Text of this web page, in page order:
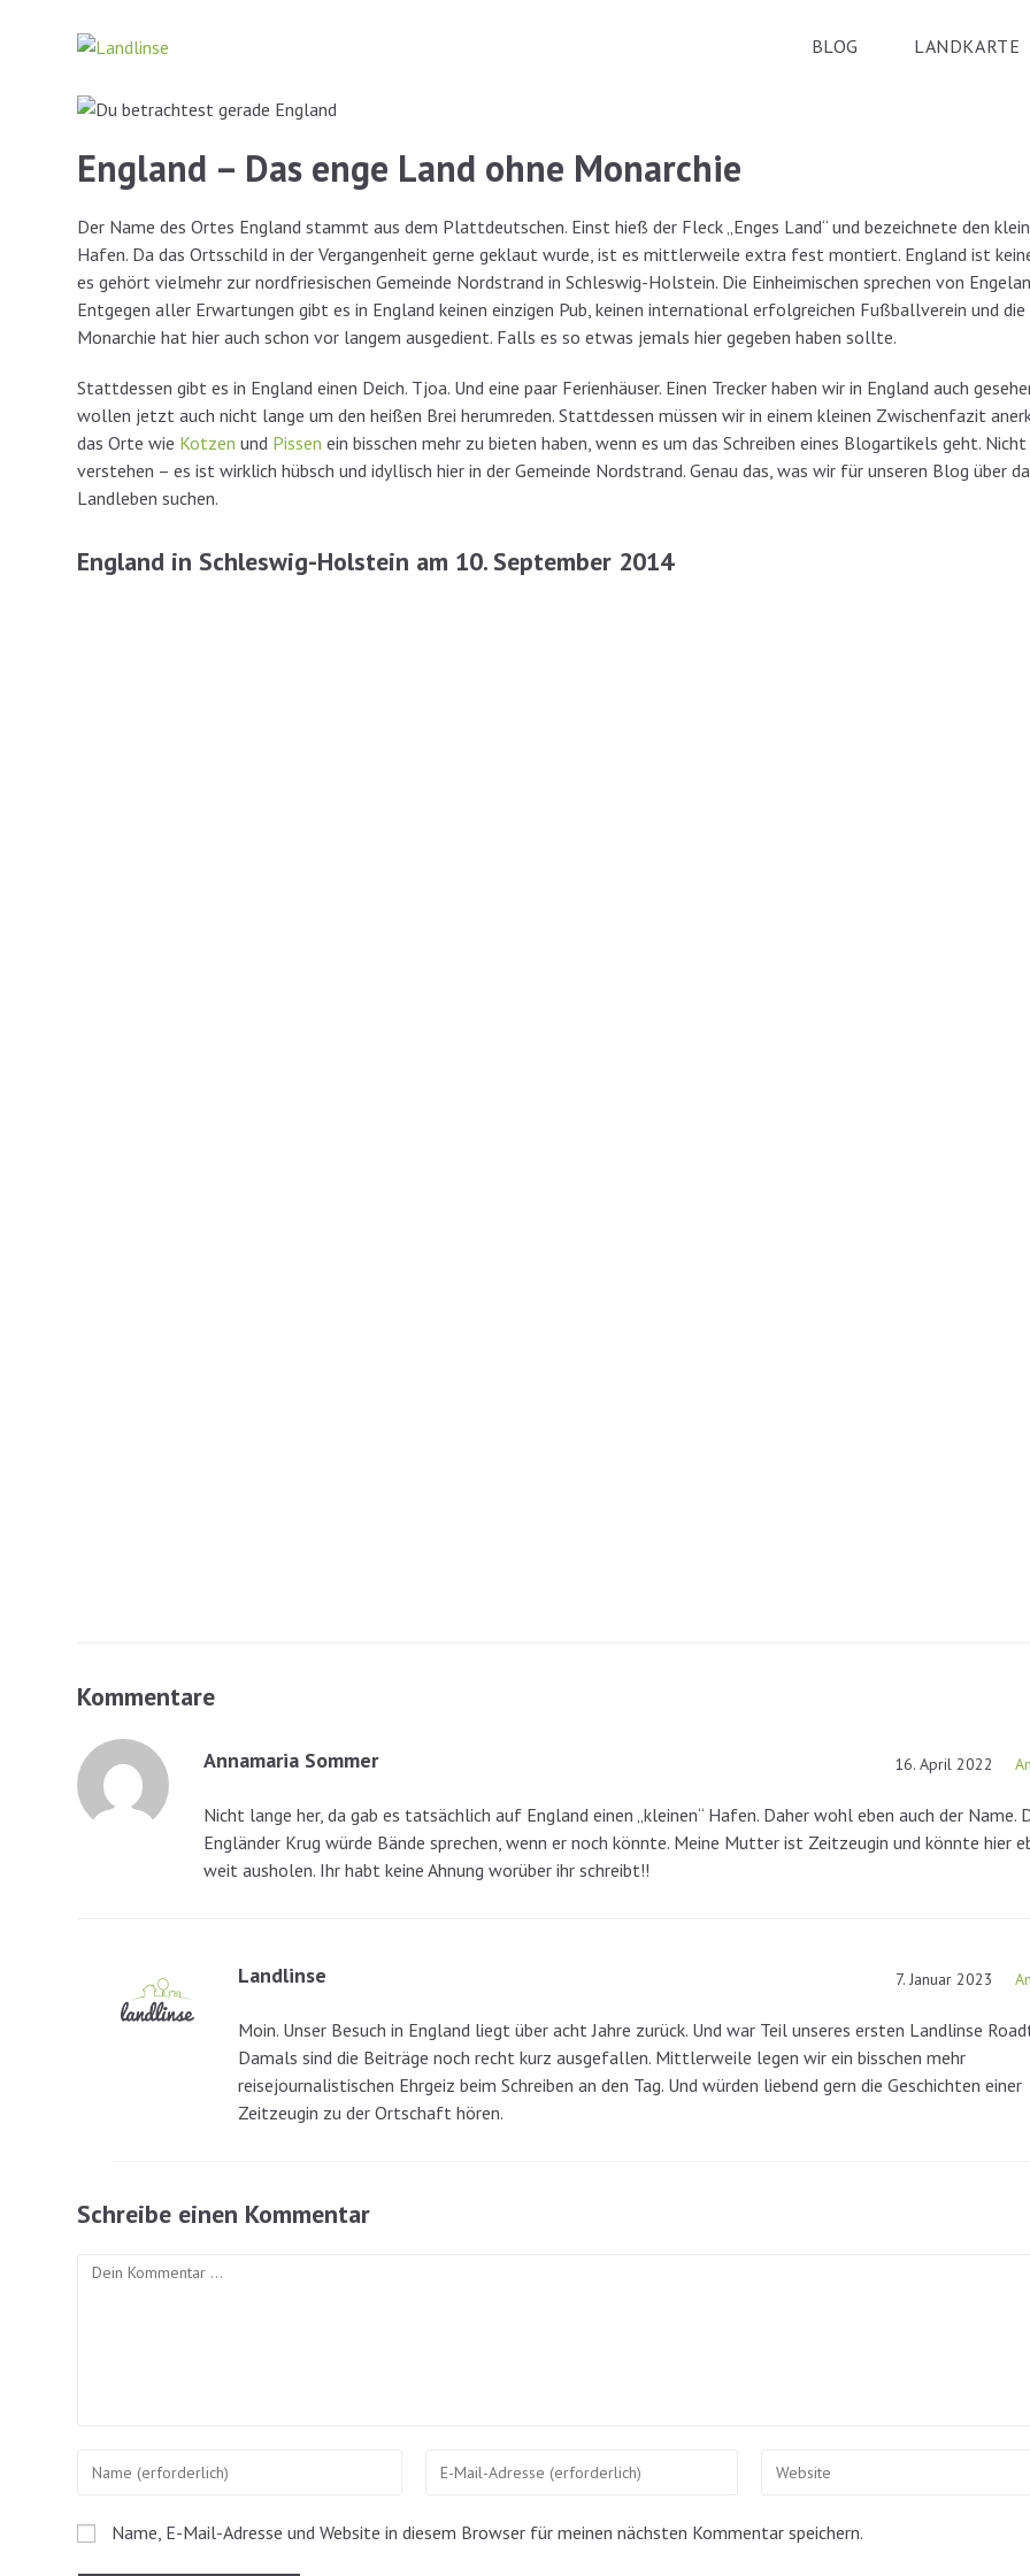
BLOG LANDKARTE
England – Das enge Land ohne Monarchie
Der Name des Ortes England stammt aus dem Plattdeutschen. Einst hieß der Fleck „Enges Land“ und bezeichnete den
Hafen. Da das Ortsschild in der Vergangenheit gerne geklaut wurde, ist es mittlerweile extra fest montiert. England ist
es gehört vielmehr zur nordfriesischen Gemeinde Nordstrand in Schleswig-Holstein. Die Einheimischen sprechen von
Entgegen aller Erwartungen gibt es in England keinen einzigen Pub, keinen international erfolgreichen Fußballverein und die
Monarchie hat hier auch schon vor langem ausgedient. Falls es so etwas jemals hier gegeben haben sollte.
Stattdessen gibt es in England einen Deich. Tjoa. Und eine paar Ferienhäuser. Einen Trecker haben wir in England auch
wollen jetzt auch nicht lange um den heißen Brei herumreden. Stattdessen müssen wir in einem kleinen Zwischenfazit
das Orte wie Kotzen und Pissen ein bisschen mehr zu bieten haben, wenn es um das Schreiben eines Blogartikels geht.
verstehen – es ist wirklich hübsch und idyllisch hier in der Gemeinde Nordstrand. Genau das, was wir für unseren Blog über
Landleben suchen.
England in Schleswig-Holstein am 10. September 2014
Kommentare
Annamaria Sommer 16. April 2022
Nicht lange her, da gab es tatsächlich auf England einen „kleinen“ Hafen. Daher wohl eben auch der Name.
Engländer Krug würde Bände sprechen, wenn er noch könnte. Meine Mutter ist Zeitzeugin und könnte hier
weit ausholen. Ihr habt keine Ahnung worüber ihr schreibt!!
Landlinse 7. Januar 2023
Moin. Unser Besuch in England liegt über acht Jahre zurück. Und war Teil unseres ersten Landlinse
Damals sind die Beiträge noch recht kurz ausgefallen. Mittlerweile legen wir ein bisschen mehr
reisejournalistischen Ehrgeiz beim Schreiben an den Tag. Und würden liebend gern die Geschichten einer
Zeitzeugin zu der Ortschaft hören.
Schreibe einen Kommentar
Kommentar
deinen
oder
deine
Mail-
deine
URL
Name, E-Mail-Adresse und Website in diesem Browser für meinen nächsten Kommentar speichern.